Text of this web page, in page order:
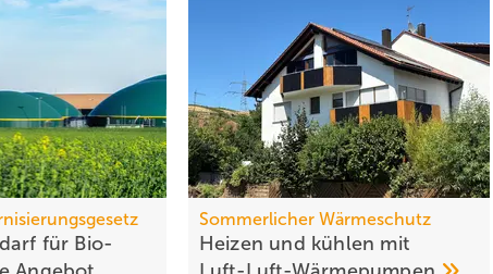
für Bio-
Sommerlicher Wärmeschutz
Heizen und kühlen mit